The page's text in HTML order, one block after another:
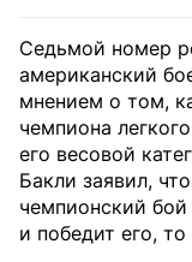
Седьмой номер
американский
мнением о том,
чемпиона
его весовой
Бакли заявил,
чемпионский
и победит его,